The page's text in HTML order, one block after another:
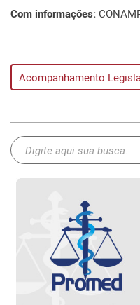
Com informações:
Acompanhamento